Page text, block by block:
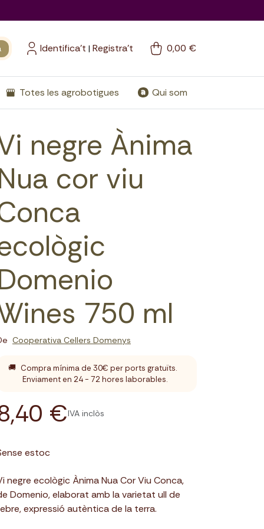
Identifica't | Registra't 0,00 €
Totes les agrobotigues Qui som
negre Ànima
cor viu
750 ml
Cooperativa Cellers Domenys
🚚 Compra mínima de 30€ per ports gratuïts.
Enviament en 24 - 72 hores laborables.
€IVA inclòs
estoc
negre ecològic Ànima Nua Cor Viu Conca,
Domenio, elaborat amb la varietat ull de
expressió autèntica de la terra.